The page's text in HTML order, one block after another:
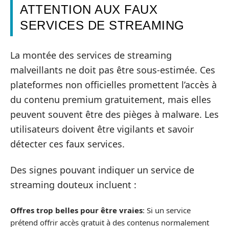
ATTENTION AUX FAUX
SERVICES DE STREAMING
La montée des services de streaming
malveillants ne doit pas être sous-estimée. Ces
plateformes non officielles promettent l’accès à
du contenu premium gratuitement, mais elles
peuvent souvent être des pièges à malware. Les
utilisateurs doivent être vigilants et savoir
détecter ces faux services.
Des signes pouvant indiquer un service de
streaming douteux incluent :
Offres trop belles pour être vraies: Si un service
prétend offrir accès gratuit à des contenus normalement